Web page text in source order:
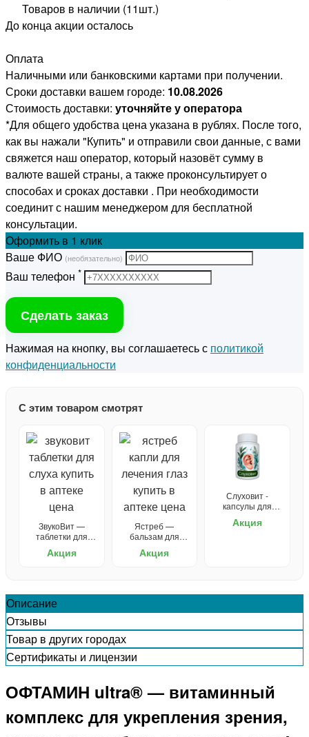
Товаров в наличии (11шт.)
До конца акции осталось
Оплата
Наличными или банковскими картами при получении.
Сроки доставки вашем городе: 10.08.2026
Стоимость доставки: уточняйте у оператора
*Для общего удобства цена указана в рублях. После того,
как вы нажали "Купить" и отправили свои данные, с вами
свяжется наш оператор, который назовёт сумму в
валюте вашей страны, а также проконсультирует о
способах и сроках доставки . При необходимости
соединит с нашим менеджером для бесплатной
консультации.
Оформить в 1 клик
Ваше ФИО (необязательно)
Ваш телефон *
Сделать заказ
Нажимая на кнопку, вы соглашаетесь с политикой
конфиденциальности
С этим товаром смотрят
ЗвукоВит —
таблетки для
Акция
Ястреб —
бальзам для
Акция
Слуховит -
капсулы для
Акция
Описание
Отзывы
Товар в других городах
Сертификаты и лицензии
ОФТАМИН ultra® — витаминный
комплекс для укрепления зрения,